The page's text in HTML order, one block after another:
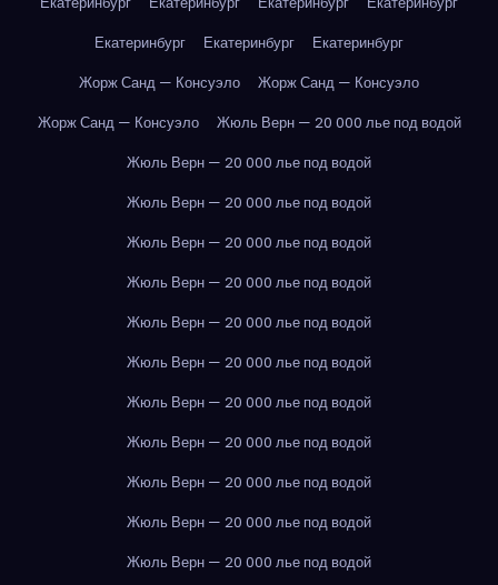
Екатеринбург
Екатеринбург
Екатеринбург
Жорж Санд — Консуэло
Жорж Санд — Консуэло
Жорж Санд — Консуэло
Жюль Верн — 20 000 лье под водой
Жюль Верн — 20 000 лье под водой
Жюль Верн — 20 000 лье под водой
Жюль Верн — 20 000 лье под водой
Жюль Верн — 20 000 лье под водой
Жюль Верн — 20 000 лье под водой
Жюль Верн — 20 000 лье под водой
Жюль Верн — 20 000 лье под водой
Жюль Верн — 20 000 лье под водой
Жюль Верн — 20 000 лье под водой
Жюль Верн — 20 000 лье под водой
Жюль Верн — 20 000 лье под водой